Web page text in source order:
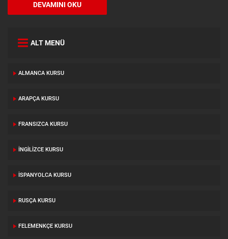
DEVAMINI OKU
ALT MENÜ
ALMANCA KURSU
ARAPÇA KURSU
FRANSIZCA KURSU
İNGILIZCE KURSU
İSPANYOLCA KURSU
RUSÇA KURSU
FELEMENKÇE KURSU